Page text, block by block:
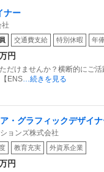
ナー
社
交通費支給 特別休暇 年
円
だけませんか？横断的にご
ENS…続きを見る
・グラフィックデザイ
ョンズ株式会社
教育充実 外資系企業
円